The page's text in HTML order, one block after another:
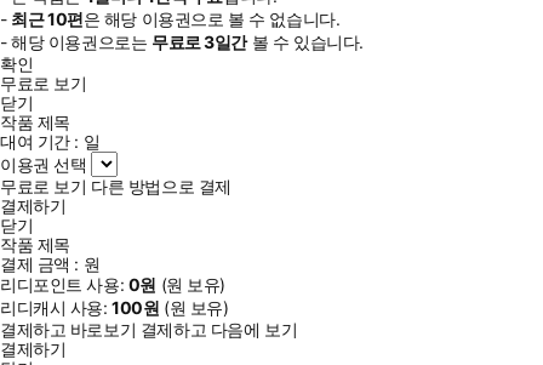
- 최근10편은 해당 이용권으로 볼 수 없습니다.
- 해당 이용권으로는 무료로3일간볼 수 있습니다.
확인
무료로 보기
닫기
작품 제목
대여 기간 : 일
이용권 선택
무료로 보기 다른 방법으로 결제
결제하기
닫기
작품 제목
결제 금액 : 원
리디포인트 사용: 0원 (원 보유)
리디캐시 사용:100원 (원 보유)
결제하고 바로보기 결제하고 다음에 보기
결제하기